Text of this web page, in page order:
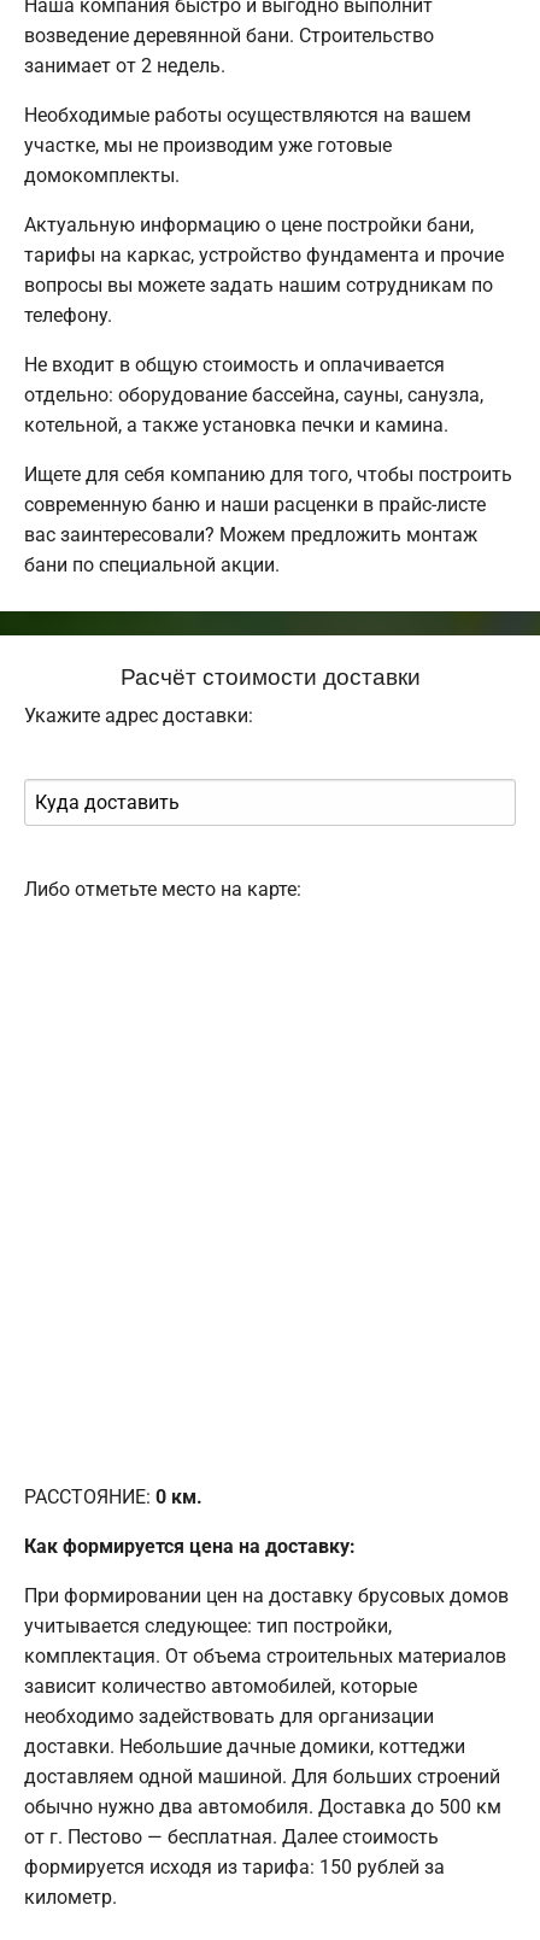
Наша компания быстро и выгодно выполнит
возведение деревянной бани. Строительство
занимает от 2 недель.
Необходимые работы осуществляются на вашем
участке, мы не производим уже готовые
домокомплекты.
Актуальную информацию о цене постройки бани,
тарифы на каркас, устройство фундамента и прочие
вопросы вы можете задать нашим сотрудникам по
телефону.
Не входит в общую стоимость и оплачивается
отдельно: оборудование бассейна, сауны, санузла,
котельной, а также установка печки и камина.
Ищете для себя компанию для того, чтобы построить
современную баню и наши расценки в прайс-листе
вас заинтересовали? Можем предложить монтаж
бани по специальной акции.
Расчёт стоимости доставки
Укажите адрес доставки:
Либо отметьте место на карте:
РАССТОЯНИЕ: 0 км.
Как формируется цена на доставку:
При формировании цен на доставку брусовых домов
учитывается следующее: тип постройки,
комплектация. От объема строительных материалов
зависит количество автомобилей, которые
необходимо задействовать для организации
доставки. Небольшие дачные домики, коттеджи
доставляем одной машиной. Для больших строений
обычно нужно два автомобиля. Доставка до 500 км
от г. Пестово — бесплатная. Далее стоимость
формируется исходя из тарифа: 150 рублей за
километр.